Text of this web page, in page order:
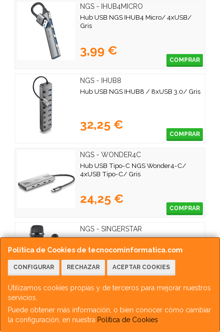
NGS - IHUB4MICRO
Hub USB NGS IHUB4 Micro/ 4xUSB/
Gris
3,99 €
COMPRAR
NGS - IHUB8
Hub USB NGS IHUB8 / 8xUSB 3.0/ Gris
32,25 €
COMPRAR
NGS - WONDER4C
Hub USB Tipo-C NGS Wonder4-C/
4xUSB Tipo-C/ Gris
24,25 €
COMPRAR
NGS - SINGERSTAR
Micrófono Inalámbrico NGS Singer Star
32,75 €
Micrófono NGS MS120USB/ USB 2.0
Política de Cookies de tecnocominformatica.com
CONFIGURAR RECHAZAR ACEPTAR COOKIES
Utilizamos cookies propias y de terceros para mejorar nuestros
servicios.
Puede obtener más información, o bien conocer cómo cambiar
la configuración, en nuestra Política de Cookies